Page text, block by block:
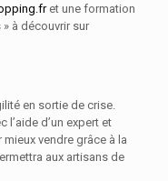
et une formation
à découvrir sur
en sortie de crise.
l’aide d’un expert et
vendre grâce à la
aux artisans de